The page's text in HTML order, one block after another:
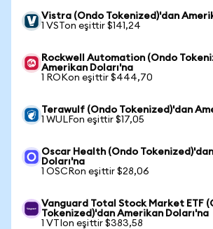
Vistra (Ondo Tokenized)'dan
1 VSTon eşittir $141,24
Rockwell Automation (Ondo
Amerikan Doları'na
1 ROKon eşittir $444,70
Terawulf (Ondo Tokenized)'dan
1 WULFon eşittir $17,05
Oscar Health (Ondo
Doları'na
1 OSCRon eşittir $28,06
Vanguard Total Stock Market ETF
Tokenized)'dan Amerikan Doları'na
1 VTIon eşittir $383,58